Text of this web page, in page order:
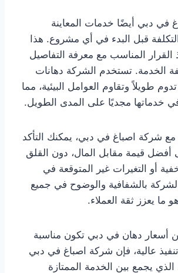
في دبي أيضًا خدمات المعاينة
التكلفة قبل البدء في أي مشروع. هذا
القرار المناسب مع معرفة التفاصيل
الخدمة. تستخدم الشركة دهانات
طويلاً وتقاوم العوامل البيئية، مما
خدماتها مجديًا على المدى الطويل.
شركة اصباغ في دبي، يمكنك التأكد
قيمة مقابل المال، دون القلق
أو التغيرات غير المتوقعة في
الشركة بالشفافية والوضوح في جميع
ما يعزز ثقة العملاء.
أسعار دهان في دبي تكون مناسبة
عالية، فإن شركة اصباغ في دبي
الذي يجمع بين الخدمة الممتازة